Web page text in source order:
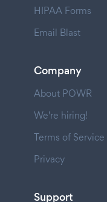
HIPAA Forms
Email Blast
Company
About POWR
We're hiring!
Terms of Service
Privacy
Support